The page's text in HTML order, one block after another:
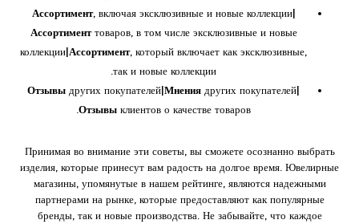
Ассортимент, включая эксклюзивные и новые коллекции|
Ассортименттоваров, в том числе эксклюзивные и новые
коллекции|Ассортимент, который включает как эксклюзивные,
так и новые коллекции.
Отзывы других покупателей|Мнения других покупателей|
Отзывы клиентов о качестве товаров.
Принимая во внимание эти советы, вы сможете осознанно выбрать
изделия, которые принесут вам радость на долгое время. Ювелирные
магазины, упомянутые в нашем рейтинге, являются надежными
партнерами на рынке, которые предоставляют как популярные
бренды, так и новые производства. Не забывайте, что каждое